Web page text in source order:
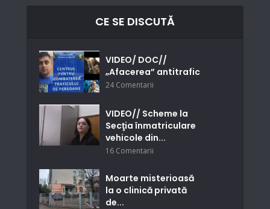
CE SE DISCUTĂ
VIDEO/ DOC//
„Afacerea” antitrafic
24 Comentarii
VIDEO// Scheme la
Secţia înmatriculare
vehicole din...
16 Comentarii
Moarte misterioasă
la o clinică privată
de...